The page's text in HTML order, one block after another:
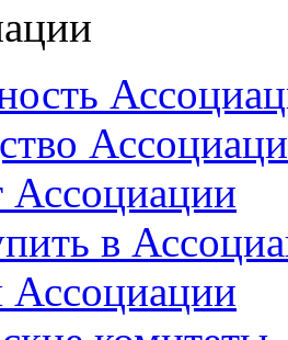
Ассоциации
в
Ассоциации